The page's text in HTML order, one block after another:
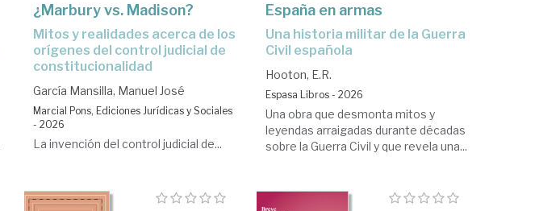
¿Marbury vs. Madison?
Mitos y realidades acerca de los
orígenes del control judicial de
constitucionalidad
García Mansilla, Manuel José
Marcial Pons, Ediciones Jurídicas y Sociales
- 2026
La invención del control judicial de...
España en armas
Una historia militar de la Guerra
Civil española
Hooton, E.R.
Espasa Libros - 2026
Una obra que desmonta mitos y
leyendas arraigadas durante décadas
sobre la Guerra Civil y que revela una...